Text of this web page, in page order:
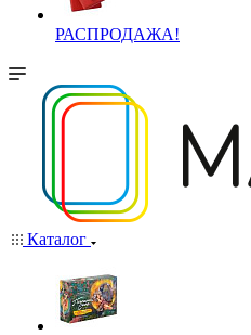
РАСПРОДАЖА!
Каталог